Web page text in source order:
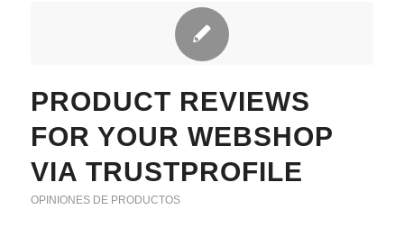
PRODUCT REVIEWS
FOR YOUR WEBSHOP
VIA TRUSTPROFILE
OPINIONES DE PRODUCTOS